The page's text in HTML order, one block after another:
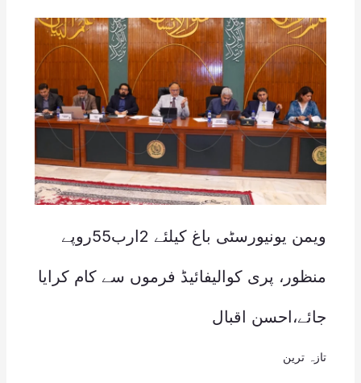
ویمن یونیورسٹی باغ کیلئے 2ارب55روپے
منظور، پری کوالیفائیڈ فرموں سے کام کرایا
جائے،احسن اقبال
تازہ ترین